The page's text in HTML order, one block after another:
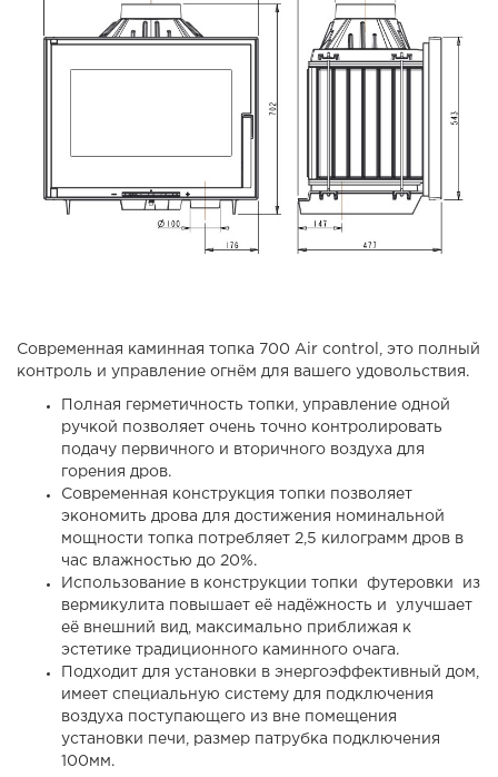
Современная каминная топка 700 Air control, это полный
контроль и управление огнём для вашего удовольствия.
Полная герметичность топки, управление одной
ручкой позволяет очень точно контролировать
подачу первичного и вторичного воздуха для
горения дров.
Современная конструкция топки позволяет
экономить дрова для достижения номинальной
мощности топка потребляет 2,5 килограмм дров в
час влажностью до 20%.
Использование в конструкции топки футеровки из
вермикулита повышает её надёжность и улучшает
её внешний вид, максимально приближая к
эстетике традиционного каминного очага.
Подходит для установки в энергоэффективный дом,
имеет специальную систему для подключения
воздуха поступающего из вне помещения
установки печи, размер патрубка подключения
100мм.